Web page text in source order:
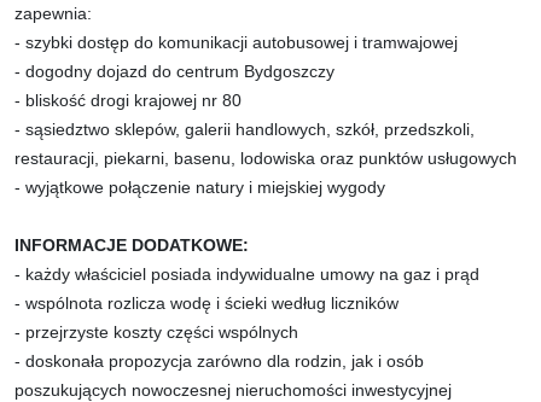
zapewnia:
- szybki dostęp do komunikacji autobusowej i tramwajowej
- dogodny dojazd do centrum Bydgoszczy
- bliskość drogi krajowej nr 80
- sąsiedztwo sklepów, galerii handlowych, szkół, przedszkoli,
restauracji, piekarni, basenu, lodowiska oraz punktów usługowych
- wyjątkowe połączenie natury i miejskiej wygody
INFORMACJE DODATKOWE:
- każdy właściciel posiada indywidualne umowy na gaz i prąd
- wspólnota rozlicza wodę i ścieki według liczników
- przejrzyste koszty części wspólnych
- doskonała propozycja zarówno dla rodzin, jak i osób
poszukujących nowoczesnej nieruchomości inwestycyjnej